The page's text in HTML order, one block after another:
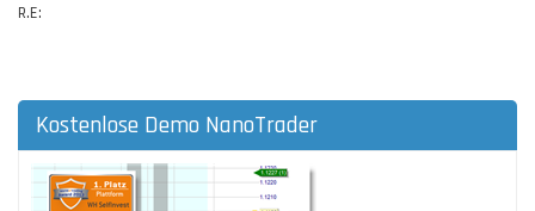
R.E:
Kostenlose Demo NanoTrader